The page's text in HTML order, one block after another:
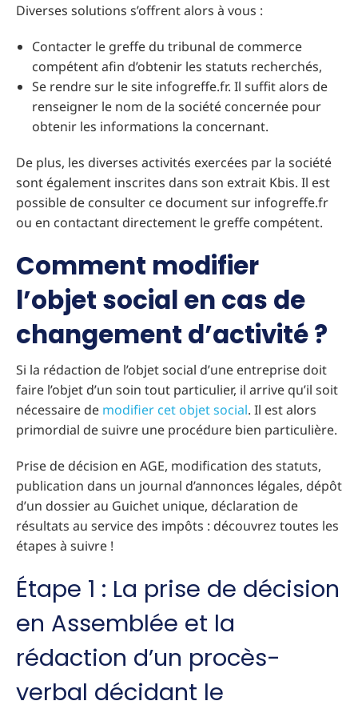
Diverses solutions s’offrent alors à vous :
Contacter le greffe du tribunal de commerce
compétent afin d’obtenir les statuts recherchés,
Se rendre sur le site infogreffe.fr. Il suffit alors de
renseigner le nom de la société concernée pour
obtenir les informations la concernant.
De plus, les diverses activités exercées par la société
sont également inscrites dans son extrait Kbis. Il est
possible de consulter ce document sur infogreffe.fr
ou en contactant directement le greffe compétent.
Comment modifier
l’objet social en cas de
changement d’activité ?
Si la rédaction de l’objet social d’une entreprise doit
faire l’objet d’un soin tout particulier, il arrive qu’il soit
nécessaire de modifier cet objet social. Il est alors
primordial de suivre une procédure bien particulière.
Prise de décision en AGE, modification des statuts,
publication dans un journal d’annonces légales, dépôt
d’un dossier au Guichet unique, déclaration de
résultats au service des impôts : découvrez toutes les
étapes à suivre !
Étape 1 : La prise de décision
en Assemblée et la
rédaction d’un procès-
verbal décidant le